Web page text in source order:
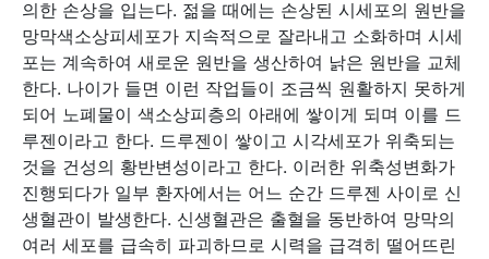
의한 손상을 입는다. 젊을 때에는 손상된 시세포의 원반을
망막색소상피세포가 지속적으로 잘라내고 소화하며 시세
포는 계속하여 새로운 원반을 생산하여 낡은 원반을 교체
한다. 나이가 들면 이런 작업들이 조금씩 원활하지 못하게
되어 노폐물이 색소상피층의 아래에 쌓이게 되며 이를 드
루젠이라고 한다. 드루젠이 쌓이고 시각세포가 위축되는
것을 건성의 황반변성이라고 한다. 이러한 위축성변화가
진행되다가 일부 환자에서는 어느 순간 드루젠 사이로 신
생혈관이 발생한다. 신생혈관은 출혈을 동반하여 망막의
여러 세포를 급속히 파괴하므로 시력을 급격히 떨어뜨린